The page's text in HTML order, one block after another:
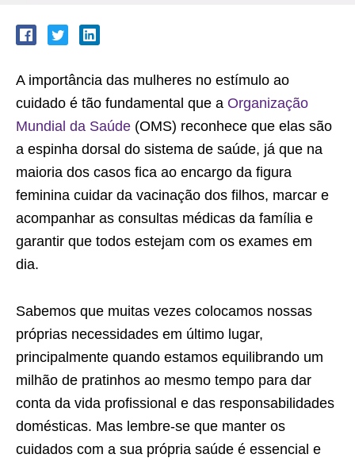
A importância das mulheres no estímulo ao
cuidado é tão fundamental que a Organização
Mundial da Saúde (OMS) reconhece que elas são
a espinha dorsal do sistema de saúde, já que na
maioria dos casos fica ao encargo da figura
feminina cuidar da vacinação dos filhos, marcar e
acompanhar as consultas médicas da família e
garantir que todos estejam com os exames em
dia.
Sabemos que muitas vezes colocamos nossas
próprias necessidades em último lugar,
principalmente quando estamos equilibrando um
milhão de pratinhos ao mesmo tempo para dar
conta da vida profissional e das responsabilidades
domésticas. Mas lembre-se que manter os
cuidados com a sua própria saúde é essencial e